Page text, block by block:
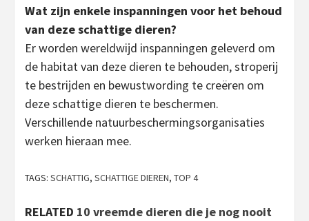
Wat zijn enkele inspanningen voor het behoud
van deze schattige dieren?
Er worden wereldwijd inspanningen geleverd om
de habitat van deze dieren te behouden, stroperij
te bestrijden en bewustwording te creëren om
deze schattige dieren te beschermen.
Verschillende natuurbeschermingsorganisaties
werken hieraan mee.
TAGS: SCHATTIG, SCHATTIGE DIEREN, TOP 4
RELATED 10 vreemde dieren die je nog nooit